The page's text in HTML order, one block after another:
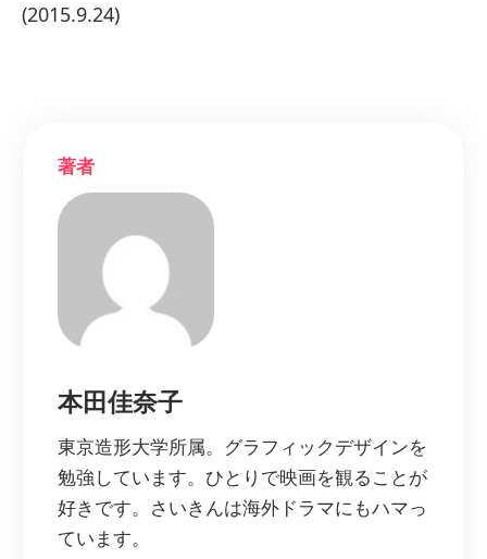
(2015.9.24)
著者
本田佳奈子
東京造形大学所属。グラフィックデザインを
勉強しています。ひとりで映画を観ることが
好きです。さいきんは海外ドラマにもハマっ
ています。